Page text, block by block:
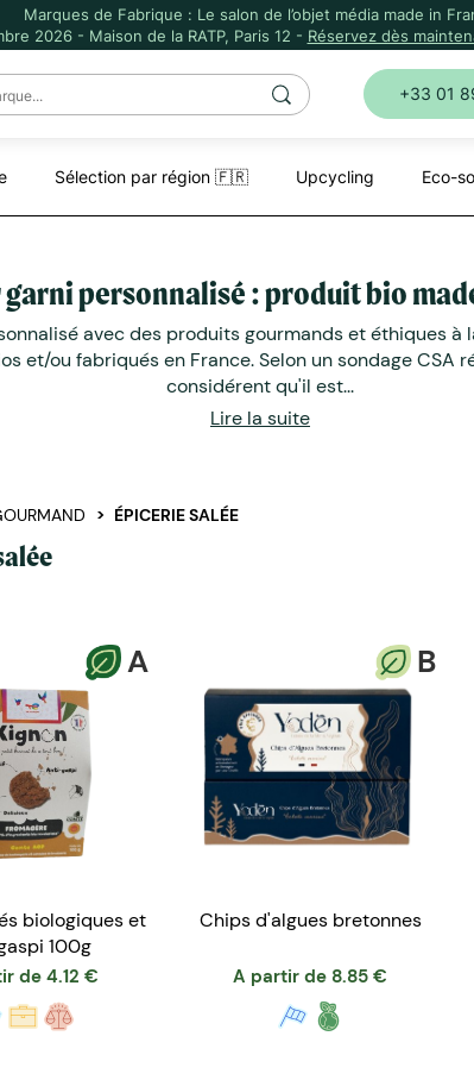
Marques de Fabrique : Le salon de l’objet média made in
2026 - Maison de la RATP, Paris 12 - Réservez dès
+33 01
Sélection par région 🇫🇷 Upcycling Eco-
personnalisé : produit bio
avec des produits gourmands et éthiques à
et/ou fabriqués en France. Selon un sondage CSA
considérent qu'il est...
Lire la suite
ÉPICERIE SALÉE
A
biologiques et
100g
de 4.12 €
B
Chips d'algues bretonnes
A partir de 8.85 €